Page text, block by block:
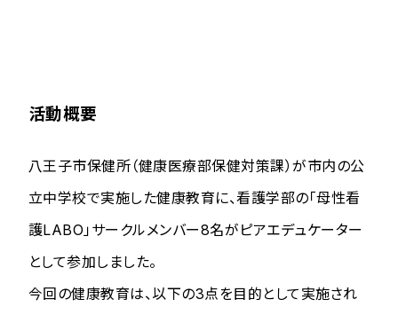
活動概要
八王子市保健所（健康医療部保健対策課）が市内の公
立中学校で実施した健康教育に、看護学部の「母性看
護LABO」サークルメンバー8名がピアエデュケーター
として参加しました。
今回の健康教育は、以下の3点を目的として実施され